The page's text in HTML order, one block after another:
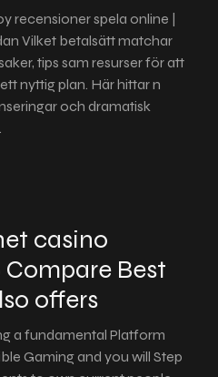
recensioner spela online |
‍‍Vilket betalsätt matchar
tips sam resurser för att
nyttig plan. Här hittar n
och dramatisk
casino
Compare Best
offers
a fundamental Platform
Gaming and you will Step